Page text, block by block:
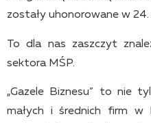
zostały uhonorowane w 24.
To dla nas zaszczyt
sektora MŚP.
„Gazele Biznesu” to nie
małych i średnich firm w